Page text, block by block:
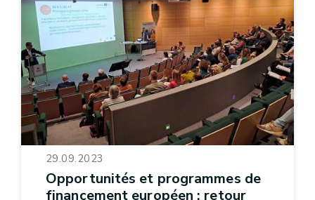
29.09.2023
Opportunités et programmes de
financement européen : retour